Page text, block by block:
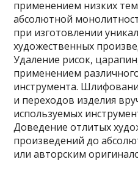
применением низких
абсолютной
при изготовлении
художественных
Удаление рисок,
применением
инструмента.
и переходов изделия
используемых
Доведение отлитых
произведений до
или авторским